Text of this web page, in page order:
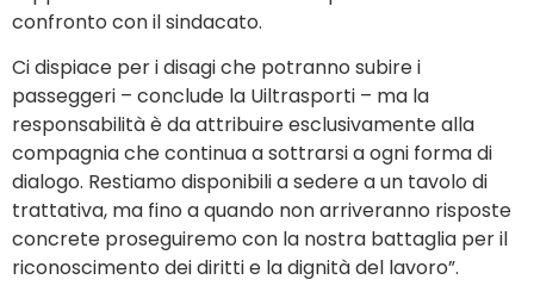
confronto con il sindacato.
Ci dispiace per i disagi che potranno subire i
passeggeri – conclude la Uiltrasporti – ma la
responsabilità è da attribuire esclusivamente alla
compagnia che continua a sottrarsi a ogni forma di
dialogo. Restiamo disponibili a sedere a un tavolo di
trattativa, ma fino a quando non arriveranno risposte
concrete proseguiremo con la nostra battaglia per il
riconoscimento dei diritti e la dignità del lavoro”.